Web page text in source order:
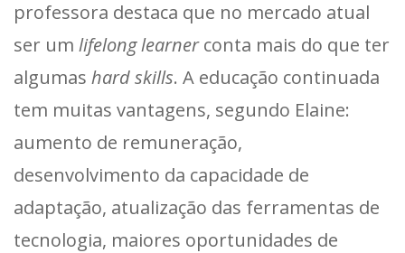
professora destaca que no mercado atual
ser um lifelong learnerconta mais do que ter
algumas hard skills. A educação continuada
tem muitas vantagens, segundo Elaine:
aumento de remuneração,
desenvolvimento da capacidade de
adaptação, atualização das ferramentas de
tecnologia, maiores oportunidades de